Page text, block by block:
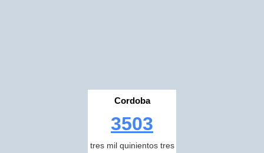
Cordoba
3503
tres mil quinientos tres